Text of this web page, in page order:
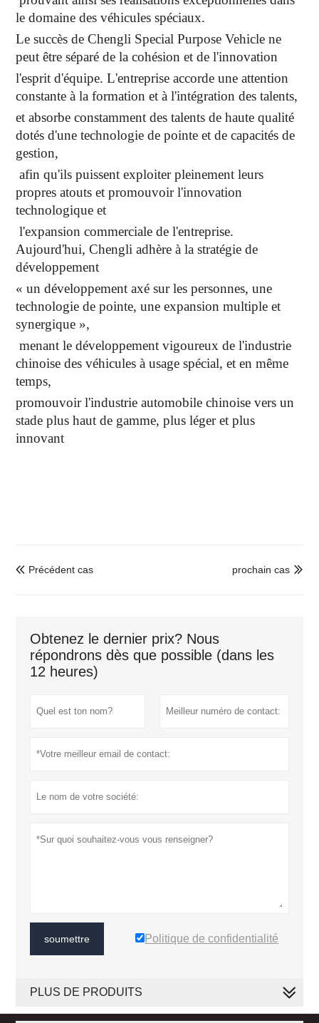
le domaine des véhicules spéciaux.
Le succès de Chengli Special Purpose Vehicle ne
peut être séparé de la cohésion et de l'innovation
l'esprit d'équipe. L'entreprise accorde une attention
constante à la formation et à l'intégration des talents,
et absorbe constamment des talents de haute qualité
dotés d'une technologie de pointe et de capacités de
gestion,
afin qu'ils puissent exploiter pleinement leurs
propres atouts et promouvoir l'innovation
technologique et
l'expansion commerciale de l'entreprise.
Aujourd'hui, Chengli adhère à la stratégie de
développement
« un développement axé sur les personnes, une
technologie de pointe, une expansion multiple et
synergique »,
menant le développement vigoureux de l'industrie
chinoise des véhicules à usage spécial, et en même
temps,
promouvoir l'industrie automobile chinoise vers un
stade plus haut de gamme, plus léger et plus
innovant
 Précédent cas 
prochain cas
Obtenez le dernier prix? Nous
répondrons dès que possible (dans les
12 heures)
soumettre Politique de confidentialité
PLUS DE PRODUITS